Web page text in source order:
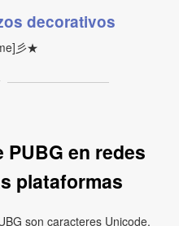
decorativos
彡★
en redes
plataformas
son caracteres Unicode,